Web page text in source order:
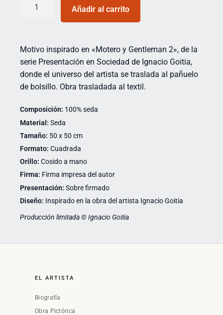
Añadir al carrito
Motivo inspirado en «Motero y Gentleman 2», de la
serie Presentación en Sociedad de Ignacio Goitia,
donde el universo del artista se traslada al pañuelo
de bolsillo. Obra trasladada al textil.
Composición: 100% seda
Material: Seda
Tamaño: 50 x 50 cm
Formato: Cuadrada
Orillo: Cosido a mano
Firma: Firma impresa del autor
Presentación: Sobre firmado
Diseño: Inspirado en la obra del artista Ignacio Goitia
Producción limitada © Ignacio Goitia
EL ARTISTA
Biografía
Obra Pictórica